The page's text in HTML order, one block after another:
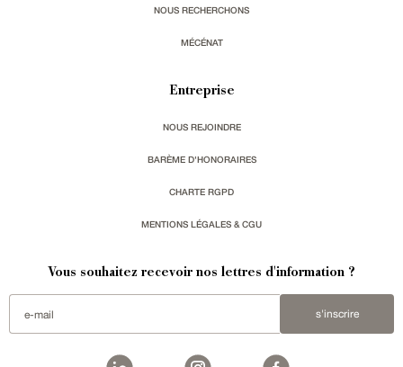
NOUS RECHERCHONS
MÉCÉNAT
Entreprise
NOUS REJOINDRE
BARÈME D'HONORAIRES
CHARTE RGPD
MENTIONS LÉGALES & CGU
Vous souhaitez recevoir nos lettres d'information ?
s'inscrire